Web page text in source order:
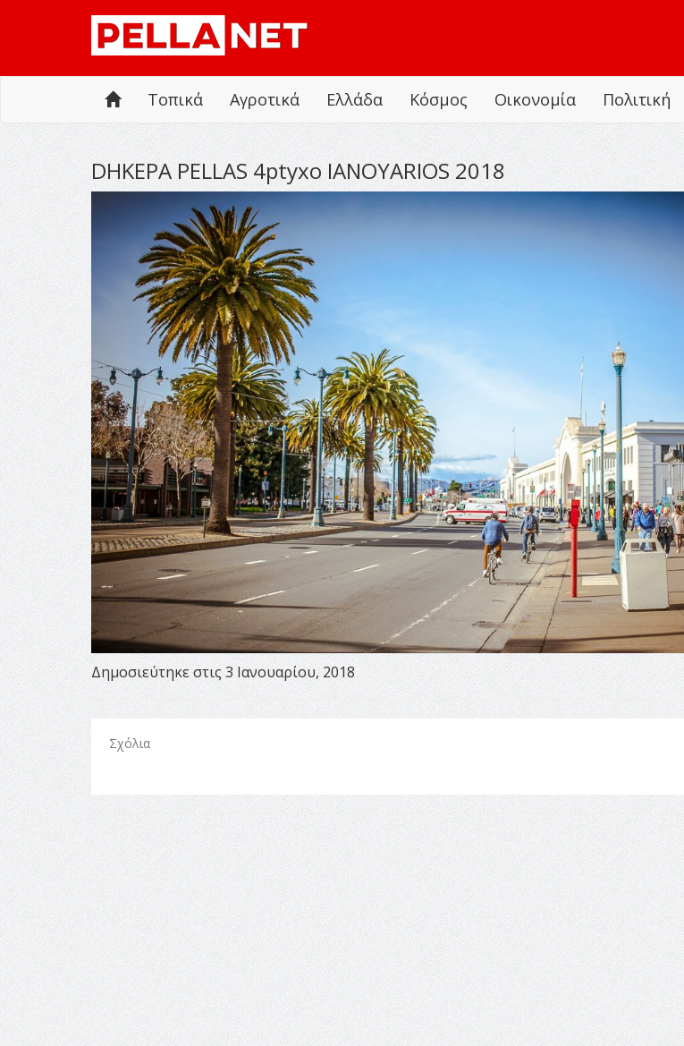
Τοπικά Αγροτικά Ελλάδα Κόσμος Οικονομία Πολιτική
DHKEPA PELLAS 4ptyxo IANOYARIOS 2018
Δημοσιεύτηκε στις 3 Ιανουαρίου, 2018
Σχόλια